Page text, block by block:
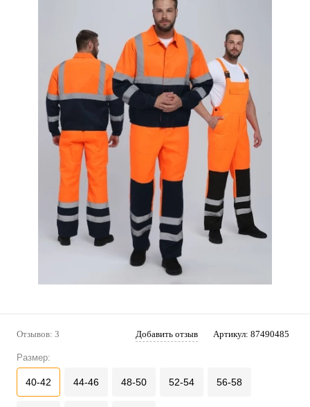
Отзывов: 3 Добавить отзыв Артикул: 87490485
Размер:
40-42 44-46 48-50 52-54 56-58